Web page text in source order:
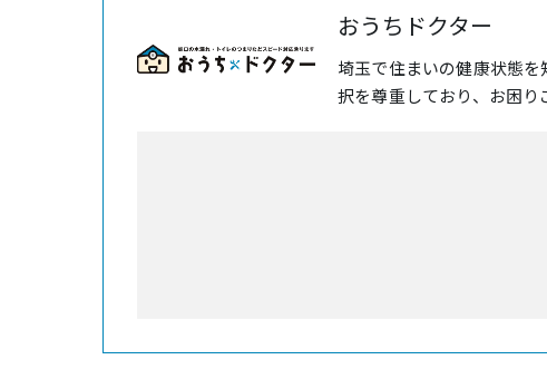
おうちドクター
埼玉で住まいの健康状態
択を尊重しており、お困り